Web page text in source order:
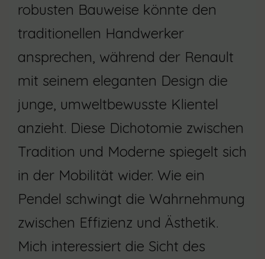
robusten Bauweise könnte den
traditionellen Handwerker
ansprechen, während der Renault
mit seinem eleganten Design die
junge, umweltbewusste Klientel
anzieht. Diese Dichotomie zwischen
Tradition und Moderne spiegelt sich
in der Mobilität wider. Wie ein
Pendel schwingt die Wahrnehmung
zwischen Effizienz und Ästhetik.
Mich interessiert die Sicht des